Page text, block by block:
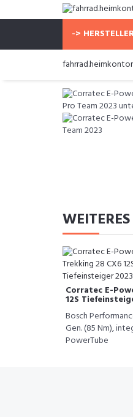
->
Corratec E-
12S
Bosch
Gen. (85 Nm),
PowerTube